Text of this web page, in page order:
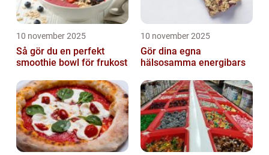
10 november 2025
Så gör du en perfekt
smoothie bowl för frukost
10 november 2025
Gör dina egna
hälsosamma energibars